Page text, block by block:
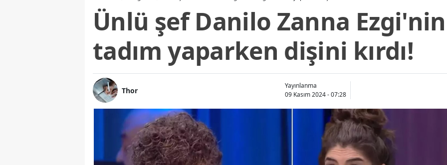
Ünlü şef Danilo Zanna
tadım yaparken dişini kırdı!
Thor
Yayınlanma
09 Kasım 2024 - 07:28